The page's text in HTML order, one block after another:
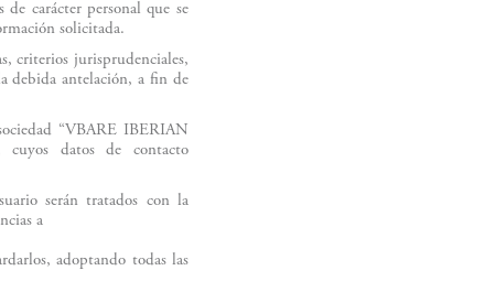
de carácter personal que se
solicitada.
criterios jurisprudenciales,
debida antelación, a fin de
“VBARE IBERIAN
datos de contacto
serán tratados con la
a
adoptando todas las